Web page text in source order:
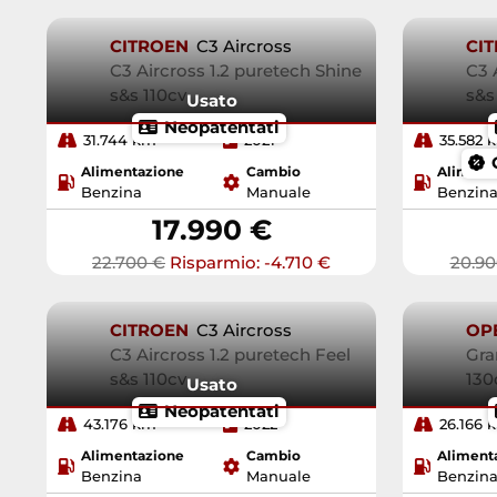
CITROEN C3 Aircross
C3 Aircross 1.2 puretech Shine
s&s 110cv
Neopatentati
Usato
31.744 km 2021
Alimentazione
Benzina
Cambio
Manuale
17.990 €
22.700 € Risparmio: -4.710 €
C3
35.582
Benzina
CITROEN C3 Aircross
C3 Aircross 1.2 puretech Feel
s&s 110cv
Neopatentati
Usato
43.176 km 2022
Alimentazione
Benzina
Cambio
Manuale
26.166
Benzina